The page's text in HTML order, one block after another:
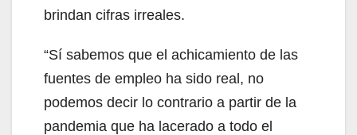
brindan cifras irreales.
“Sí sabemos que el achicamiento de las
fuentes de empleo ha sido real, no
podemos decir lo contrario a partir de la
pandemia que ha lacerado a todo el